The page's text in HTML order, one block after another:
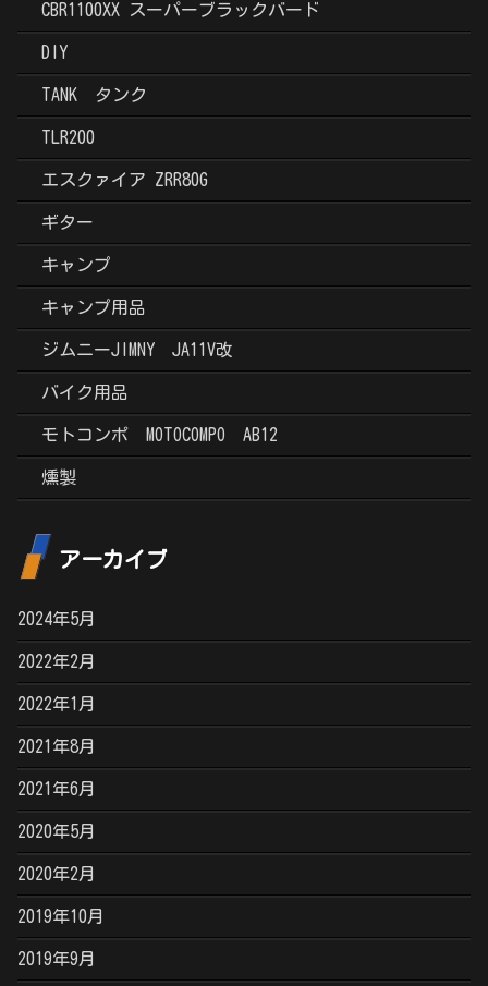
CBR1100XX スーパーブラックバード
DIY
TANK タンク
TLR200
エスクァイア ZRR80G
ギター
キャンプ
キャンプ用品
ジムニーJIMNY JA11V改
バイク用品
モトコンポ MOTOCOMPO AB12
燻製
アーカイブ
2024年5月
2022年2月
2022年1月
2021年8月
2021年6月
2020年5月
2020年2月
2019年10月
2019年9月